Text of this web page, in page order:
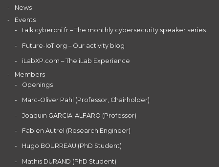
News
Events
talk.cybercni.fr – The monthly cybersecurity speaker series
Future-IoT.org – Our activity blog
iLabXP.com – The iLab Experience
Members
Openings
Marc-Oliver Pahl (Professor, Chairholder)
Joaquin GARCIA-ALFARO (Professor)
Fabien Autrel (Research Engineer)
Hugo BOURREAU (PhD Student)
Mathis DURAND (PhD Student)